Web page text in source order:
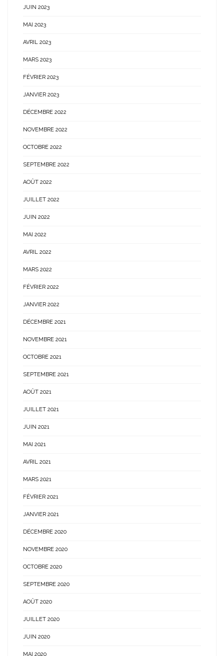
JUIN 2023
MAI 2023
AVRIL 2023
MARS 2023
FÉVRIER 2023
JANVIER 2023
DÉCEMBRE 2022
NOVEMBRE 2022
OCTOBRE 2022
SEPTEMBRE 2022
AOÛT 2022
JUILLET 2022
JUIN 2022
MAI 2022
AVRIL 2022
MARS 2022
FÉVRIER 2022
JANVIER 2022
DÉCEMBRE 2021
NOVEMBRE 2021
OCTOBRE 2021
SEPTEMBRE 2021
AOÛT 2021
JUILLET 2021
JUIN 2021
MAI 2021
AVRIL 2021
MARS 2021
FÉVRIER 2021
JANVIER 2021
DÉCEMBRE 2020
NOVEMBRE 2020
OCTOBRE 2020
SEPTEMBRE 2020
AOÛT 2020
JUILLET 2020
JUIN 2020
MAI 2020